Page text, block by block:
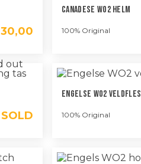
30,00
Canadese WO2 Helm
100% Original
SOLD
Engelse WO2 Veldfles
100% Original